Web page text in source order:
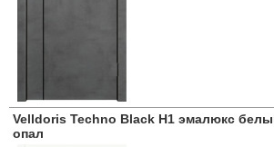
Velldoris Techno Black H1 эмалюкс
опал